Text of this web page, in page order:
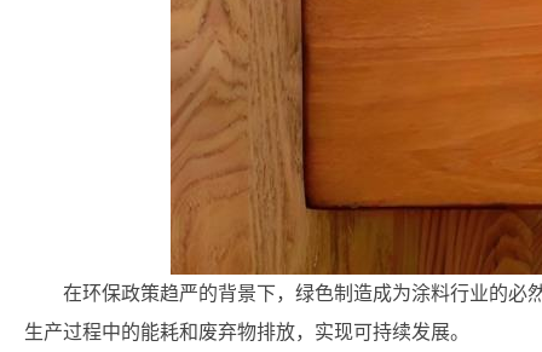
在环保政策趋严的背景下，绿色制造成为涂料行业的必
生产过程中的能耗和废弃物排放，实现可持续发展。